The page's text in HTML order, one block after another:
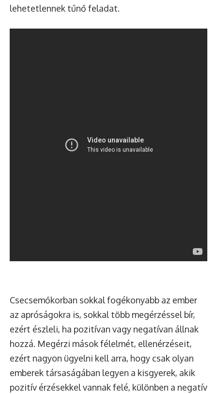
lehetetlennek tűnő feladat.
Csecsemőkorban sokkal fogékonyabb az ember
az apróságokra is, sokkal több megérzéssel bír,
ezért észleli, ha pozitívan vagy negatívan állnak
hozzá. Megérzi mások félelmét, ellenérzéseit,
ezért nagyon ügyelni kell arra, hogy csak olyan
emberek társaságában legyen a kisgyerek, akik
pozitív érzésekkel vannak felé, különben a negatív